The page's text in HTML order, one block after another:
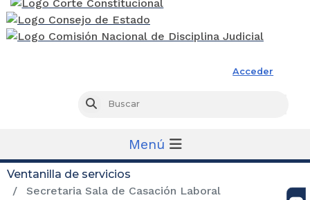
Acceder
Buscar
Menú
Ventanilla de servicios
Secretaria Sala de Casación Laboral